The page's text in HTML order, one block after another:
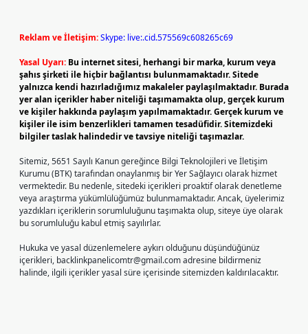
Reklam ve İletişim:Skype: live:.cid.575569c608265c69
Yasal Uyarı: Bu internet sitesi, herhangi bir marka, kurum veya
şahıs şirketi ile hiçbir bağlantısı bulunmamaktadır. Sitede
yalnızca kendi hazırladığımız makaleler paylaşılmaktadır. Burada
yer alan içerikler haber niteliği taşımamakta olup, gerçek kurum
ve kişiler hakkında paylaşım yapılmamaktadır. Gerçek kurum ve
kişiler ile isim benzerlikleri tamamen tesadüfidir. Sitemizdeki
bilgiler taslak halindedir ve tavsiye niteliği taşımazlar.
Sitemiz, 5651 Sayılı Kanun gereğince Bilgi Teknolojileri ve İletişim
Kurumu (BTK) tarafından onaylanmış bir Yer Sağlayıcı olarak hizmet
vermektedir. Bu nedenle, sitedeki içerikleri proaktif olarak denetleme
veya araştırma yükümlülüğümüz bulunmamaktadır. Ancak, üyelerimiz
yazdıkları içeriklerin sorumluluğunu taşımakta olup, siteye üye olarak
bu sorumluluğu kabul etmiş sayılırlar.
Hukuka ve yasal düzenlemelere aykırı olduğunu düşündüğünüz
içerikleri, backlinkpanelicomtr@gmail.comadresine bildirmeniz
halinde, ilgili içerikler yasal süre içerisinde sitemizden kaldırılacaktır.